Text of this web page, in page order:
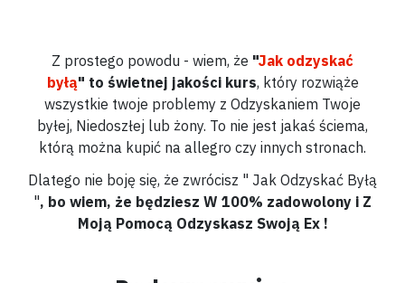
Z prostego powodu - wiem, że "Jak odzyskać
byłą" to świetnej jakości kurs, który rozwiąże
wszystkie twoje problemy z Odzyskaniem Twoje
byłej, Niedoszłej lub żony. To nie jest jakaś ściema,
którą można kupić na allegro czy innych stronach.
Dlatego nie boję się, że zwrócisz " Jak Odzyskać Byłą
", bo wiem, że będziesz W 100% zadowolony i Z
Moją Pomocą Odzyskasz Swoją Ex !